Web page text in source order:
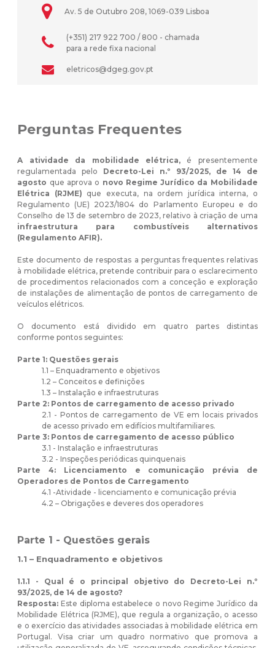
Av. 5 de Outubro 208, 1069-039 Lisboa
(+351) 217 922 700 / 800 - chamada
para a rede fixa nacional
eletricos@dgeg.gov.pt
Perguntas Frequentes
A atividade da mobilidade elétrica,é presentemente
regulamentada pelo Decreto-Lei n.º 93/2025, de 14 de
agosto que aprova o novo Regime Jurídico da Mobilidade
Elétrica (RJME) que executa, na ordem jurídica interna, o
Regulamento (UE) 2023/1804 do Parlamento Europeu e do
Conselho de 13 de setembro de 2023, relativo à criação de uma
infraestrutura para combustíveis alternativos
(Regulamento AFIR).
Este documento de respostas a perguntas frequentes relativas
à mobilidade elétrica, pretende contribuir para o esclarecimento
de procedimentos relacionados com a conceção e exploração
de instalações de alimentação de pontos de carregamento de
veículos elétricos.
O documento está dividido em quatro partes distintas
conforme pontos seguintes:
Parte 1: Questões gerais
1.1 – Enquadramento e objetivos
1.2 – Conceitos e definições
1.3 – Instalação e infraestruturas
Parte 2: Pontos de carregamento de acesso privado
2.1 - Pontos de carregamento de VE em locais privados
de acesso privado em edifícios multifamiliares.
Parte 3: Pontos de carregamento de acesso público
3.1 - Instalação e infraestruturas
3.2 - Inspeções periódicas quinquenais
Parte 4: Licenciamento e comunicação prévia de
Operadores de Pontos de Carregamento
4.1 -Atividade - licenciamento e comunicação prévia
4.2 – Obrigações e deveres dos operadores
Parte 1 - Questões gerais
1.1 – Enquadramento e objetivos
1.1.1 - Qual é o principal objetivo do Decreto-Lei n.º
93/2025, de 14 de agosto?
Resposta: Este diploma estabelece o novo Regime Jurídico da
Mobilidade Elétrica (RJME), que regula a organização, o acesso
e o exercício das atividades associadas à mobilidade elétrica em
Portugal. Visa criar um quadro normativo que promova a